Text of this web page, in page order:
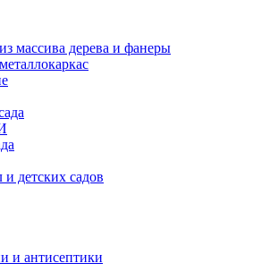
массива дерева и фанеры
детских садов
и антисептики